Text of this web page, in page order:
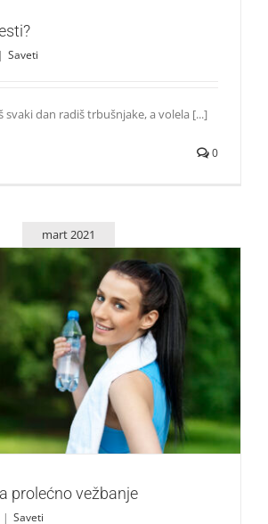
| Saveti
svaki dan radiš trbušnjake, a volela [...]
0
mart 2021
saveta za prolećno vežbanje
Saveti
prolećno vežbanje
| Saveti